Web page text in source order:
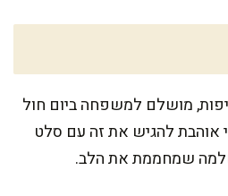
ל-6 מנות יפות, מושלם למשפחה ביום חול
אוהבת להגיש את זה עם סלט
שלמה שמחממת את הלב.